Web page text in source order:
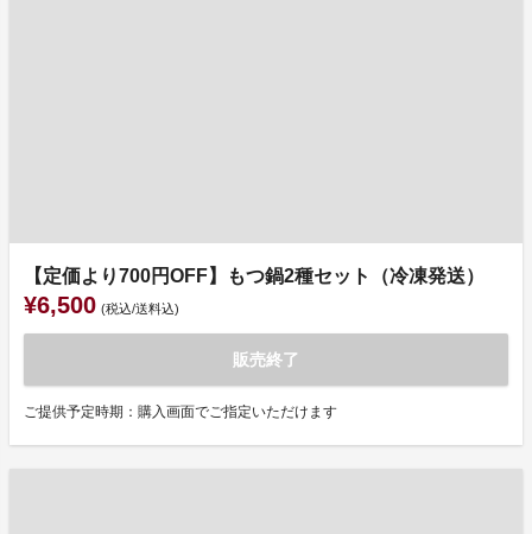
【定価より700円OFF】もつ鍋2種セット（冷凍発送）
¥6,500 (税込/送料込)
販売終了
ご提供予定時期：購入画面でご指定いただけます